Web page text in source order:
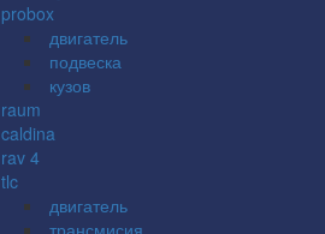
probox
двигатель
подвеска
кузов
raum
caldina
rav 4
tlc
двигатель
трансмисия